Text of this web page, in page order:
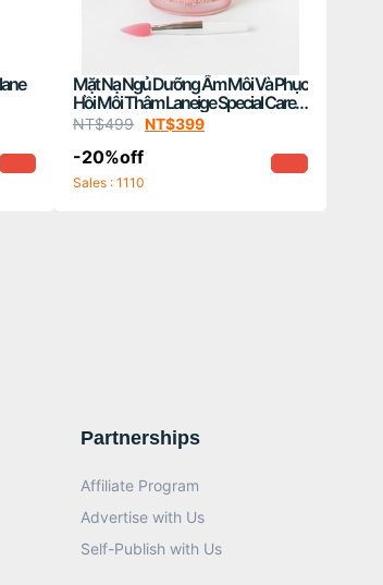
Mặt Nạ Ngủ Dưỡng Ẩm Môi Và Phục
Hồi Môi Thâm Laneige Special Care
Lip Sleeping Mask #mùi Berry 20g
NT$499 NT$399
-20%off
Sales : 1110
Partnerships
Affiliate Program
Advertise with Us
Self-Publish with Us